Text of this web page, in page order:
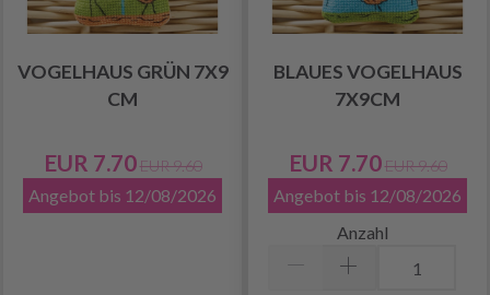
VOGELHAUS GRÜN 7X9
CM
EUR 7.70 EUR 9.60
Angebot bis 12/08/2026
BLAUES VOGELHAUS
7X9CM
EUR 7.70 EUR 9.60
Angebot bis 12/08/2026
Anzahl